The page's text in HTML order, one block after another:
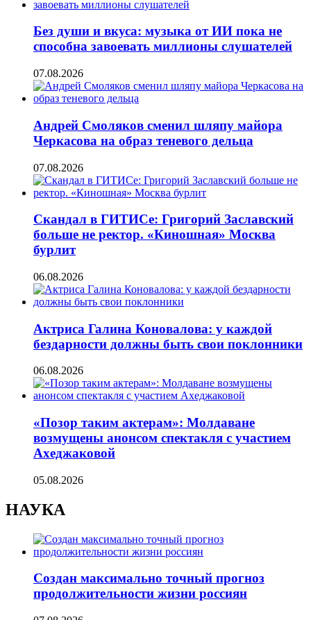
Без души и вкуса: музыка от ИИ пока не
способна завоевать миллионы слушателей
07.08.2026
Андрей Смоляков сменил шляпу майора
Черкасова на образ теневого дельца
07.08.2026
Скандал в ГИТИСе: Григорий Заславский
больше не ректор. «Киношная» Москва
бурлит
06.08.2026
Актриса Галина Коновалова: у каждой
бездарности должны быть свои поклонники
06.08.2026
«Позор таким актерам»: Молдаване
возмущены анонсом спектакля с участием
Ахеджаковой
05.08.2026
НАУКА
Создан максимально точный прогноз
продолжительности жизни россиян